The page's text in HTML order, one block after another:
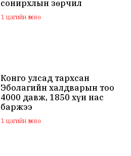
сонирхлын зөрчил
1 цагийн өмнө
Конго улсад тархсан
Эболагийн халдварын тоо
4000 давж, 1850 хүн нас
баржээ
1 цагийн өмнө